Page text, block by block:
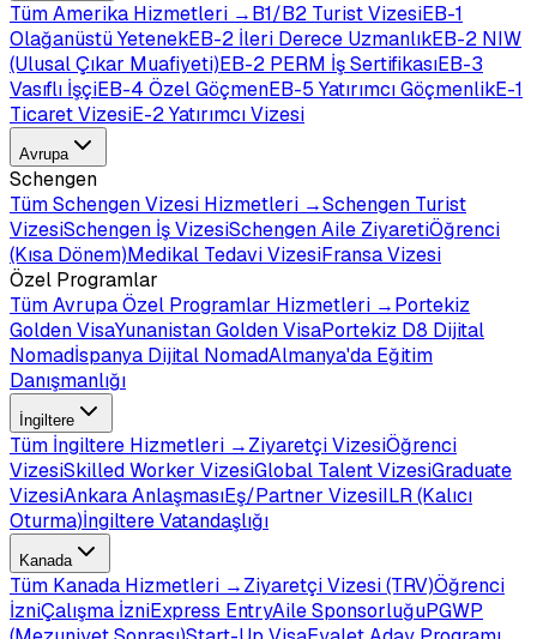
TümAmerika Hizmetleri →B1/B2 Turist VizesiEB-1
Olağanüstü YetenekEB-2 İleri Derece UzmanlıkEB-2 NIW
(Ulusal Çıkar Muafiyeti)EB-2 PERM İş SertifikasıEB-3
Vasıflı İşçiEB-4 Özel GöçmenEB-5 Yatırımcı GöçmenlikE-1
Ticaret VizesiE-2 Yatırımcı Vizesi
Avrupa
Schengen
TümSchengen Vizesi Hizmetleri →Schengen Turist
VizesiSchengen İş VizesiSchengen Aile ZiyaretiÖğrenci
(Kısa Dönem)Medikal Tedavi VizesiFransa Vizesi
Özel Programlar
TümAvrupa Özel Programlar Hizmetleri →Portekiz
Golden VisaYunanistan Golden VisaPortekiz D8 Dijital
Nomadİspanya Dijital NomadAlmanya'da Eğitim
Danışmanlığı
İngiltere
Tüm İngiltere Hizmetleri →Ziyaretçi VizesiÖğrenci
VizesiSkilled Worker VizesiGlobal Talent VizesiGraduate
VizesiAnkara AnlaşmasıEş/Partner VizesiILR (Kalıcı
Oturma)İngiltere Vatandaşlığı
Kanada
Tüm Kanada Hizmetleri →Ziyaretçi Vizesi (TRV)Öğrenci
İzniÇalışma İzniExpress EntryAile SponsorluğuPGWP